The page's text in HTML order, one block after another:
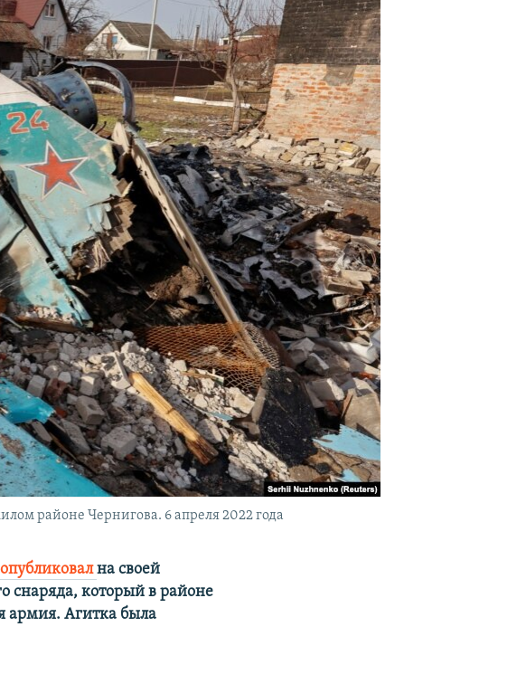
районе Чернигова. 6 апреля 2022 года
на своей
снаряда, который в районе
армия. Агитка была